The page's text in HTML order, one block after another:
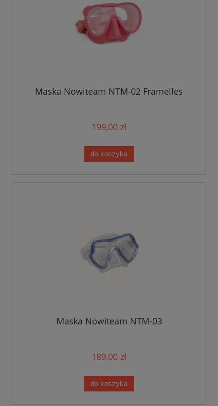
Maska Nowiteam NTM-02 Framelles
199,00 zł
do koszyka
Maska Nowiteam NTM-03
189,00 zł
do koszyka